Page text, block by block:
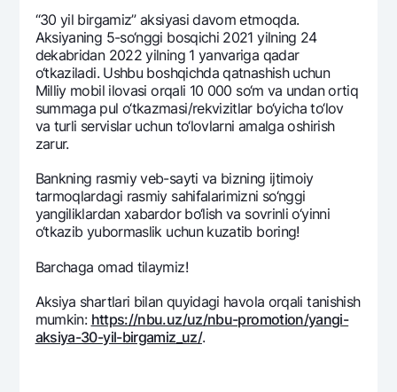
Ofis va bankomatlar
Shaxsiy ma'lumotlarni qayta ishlashga rozilik berish
Bizni ijtimoiy tarmoqlarda kuzatib boring
Aloqa markazi
+998 78 148-00-10
“30 yil birgamiz” aksiyasi davom etmoqda.
Aksiyaning 5-so‘nggi bosqichi 2021 yilning 24
dеkabridan 2022 yilning 1 yanvariga qadar
o‘tkaziladi. Ushbu boshqichda qatnashish uchun
Milliy mobil ilovasi orqali 10 000 so‘m va undan ortiq
summaga pul o‘tkazmasi/rеkvizitlar bo‘yicha to‘lov
va turli sеrvislar uchun to‘lovlarni amalga oshirish
zarur.
Bankning rasmiy veb-sayti va bizning ijtimoiy
tarmoqlardagi rasmiy sahifalarimizni so‘nggi
yangiliklardan xabardor bo‘lish va sovrinli o‘yinni
o‘tkazib yubormaslik uchun kuzatib boring!
Barchaga omad tilaymiz!
Aksiya shartlari bilan quyidagi havola orqali tanishish
mumkin: https://nbu.uz/uz/nbu-promotion/yangi-
aksiya-30-yil-birgamiz_uz/.